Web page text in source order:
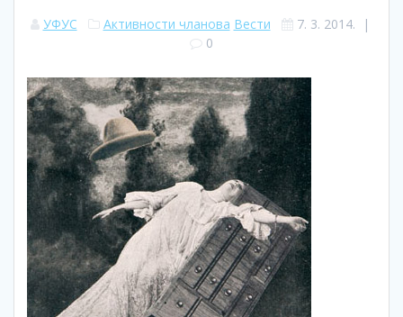
УФУС Активности чланова Вести 7. 3. 2014. |
0